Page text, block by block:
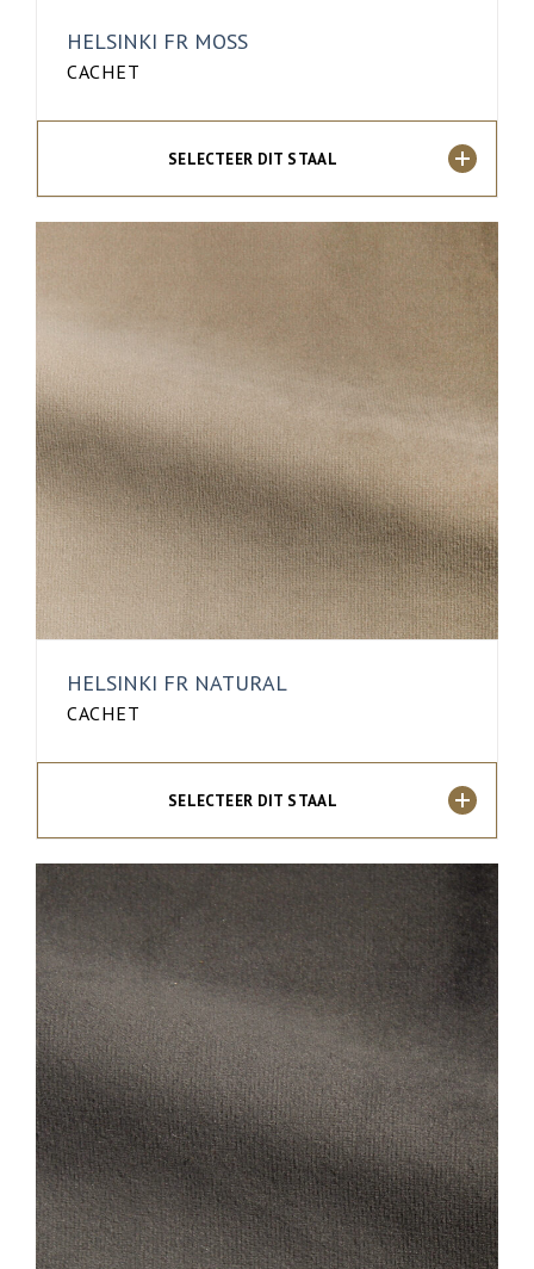
HELSINKI FR MOSS
CACHET
SELECTEER DIT STAAL
HELSINKI FR NATURAL
CACHET
SELECTEER DIT STAAL